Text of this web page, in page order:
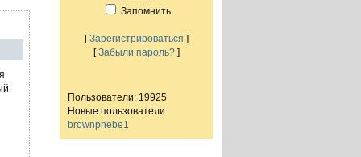
Запомнить
[Зарегистрироваться ]
[Забыли пароль?]
Пользователи: 19925
Новые пользователи:
brownphebe1